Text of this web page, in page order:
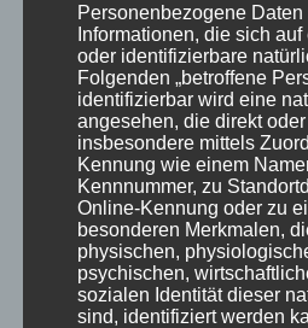
scheinen sie aktuelle
Personenbezogene
Informationen, die sich
oder identifizierbare
Folgenden „betroffene
identifizierbar wird eine
angesehen, die direkt
insbesondere mittels
Kennung wie einem
Kennnummer, zu
Online-Kennung oder zu
besonderen Merkmalen,
physischen,
psychischen,
sozialen Identität dieser
sind, identifiziert werden